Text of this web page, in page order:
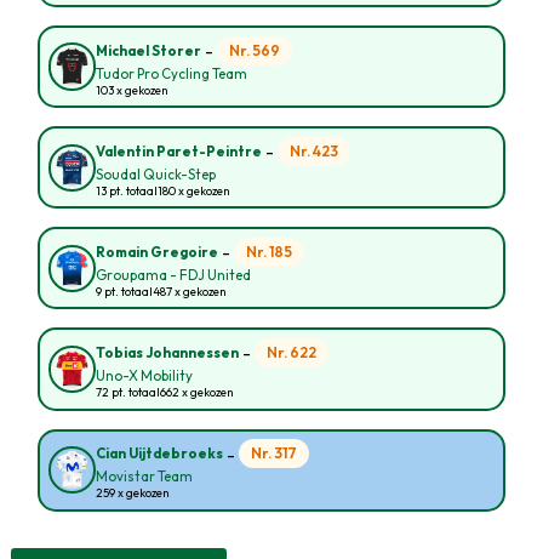
Michael Storer - Nr. 569
Tudor Pro Cycling Team
103 x gekozen
Valentin Paret-Peintre - Nr. 423
Soudal Quick-Step
13 pt. totaal180 x gekozen
Romain Gregoire - Nr. 185
Groupama - FDJ United
9 pt. totaal487 x gekozen
Tobias Johannessen - Nr. 622
Uno-X Mobility
72 pt. totaal662 x gekozen
Cian Uijtdebroeks - Nr. 317
Movistar Team
259 x gekozen